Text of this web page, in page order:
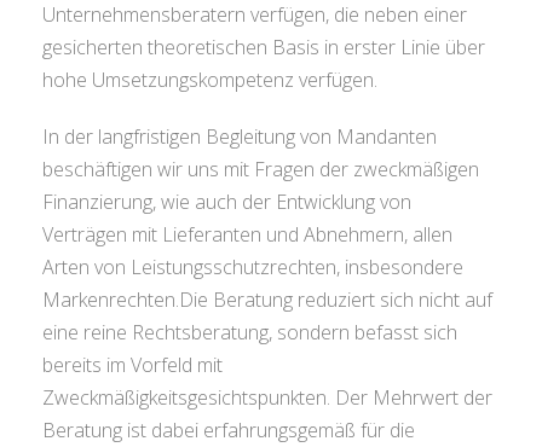
Unternehmensberatern verfügen, die neben einer
gesicherten theoretischen Basis in erster Linie über
hohe Umsetzungskompetenz verfügen.
In der langfristigen Begleitung von Mandanten
beschäftigen wir uns mit Fragen der zweckmäßigen
Finanzierung, wie auch der Entwicklung von
Verträgen mit Lieferanten und Abnehmern, allen
Arten von Leistungsschutzrechten, insbesondere
Markenrechten.Die Beratung reduziert sich nicht auf
eine reine Rechtsberatung, sondern befasst sich
bereits im Vorfeld mit
Zweckmäßigkeitsgesichtspunkten. Der Mehrwert der
Beratung ist dabei erfahrungsgemäß für die